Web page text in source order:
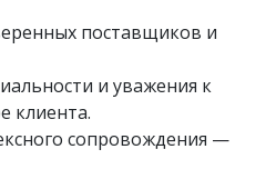
поставщиков и
и уважения к
клиента.
сопровождения —